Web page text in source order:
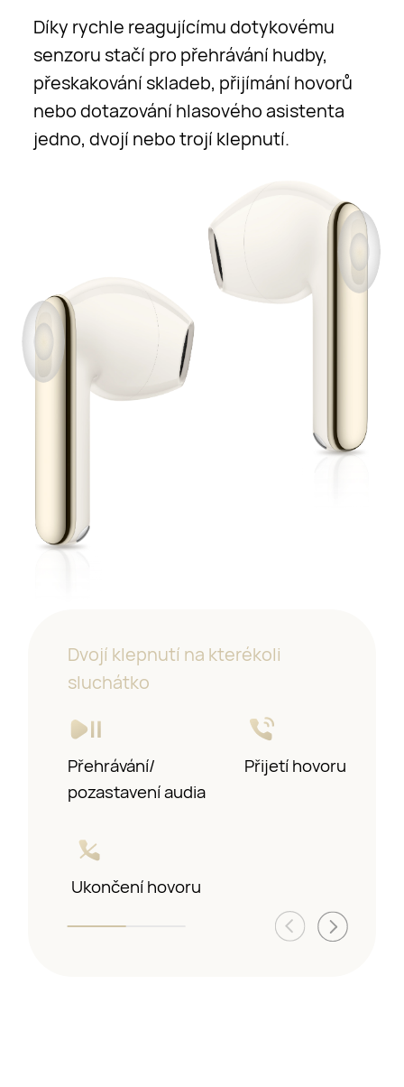
Díky rychle reagujícímu dotykovému
senzoru stačí pro přehrávání hudby,
přeskakování skladeb, přijímání hovorů
nebo dotazování hlasového asistenta
jedno, dvojí nebo trojí klepnutí.
Dvojí klepnutí na kterékoli
sluchátko
Přehrávání/
pozastavení audia
Přijetíhovoru
Ukončení hovoru
Předchozí/
další skladba